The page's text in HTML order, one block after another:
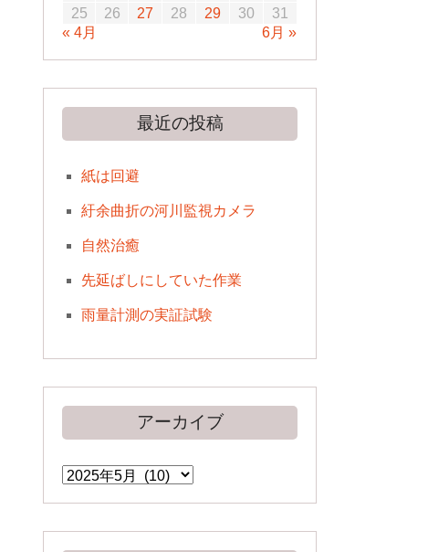
25
26 27 28 29 30
31
« 4月
6月 »
最近の投稿
紙は回避
紆余曲折の河川監視カメラ
自然治癒
先延ばしにしていた作業
雨量計測の実証試験
アーカイブ
ア
ー
カ